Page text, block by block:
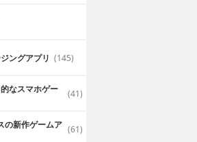
ンダーにToDo付のス
メモ帳＋日記が1つのアプリで管理
ングアプリ (145)
なスマホゲー (41)
の新作ゲームア (61)